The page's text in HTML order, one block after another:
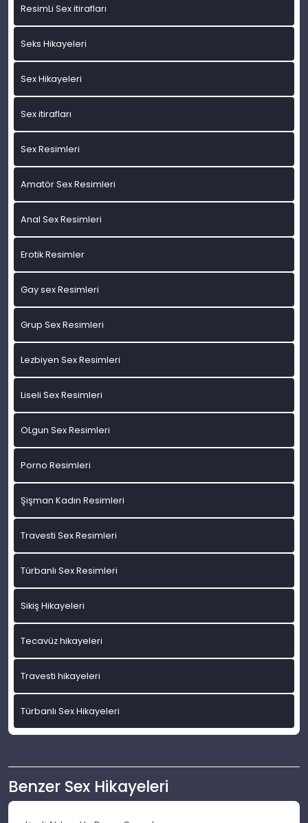
ResimLi Sex itirafları
Seks Hikayeleri
Sex Hikayeleri
Sex itirafları
Sex Resimleri
Amatör Sex Resimleri
Anal Sex Resimleri
Erotik Resimler
Gay sex Resimleri
Grup Sex Resimleri
Lezbiyen Sex Resimleri
Liseli Sex Resimleri
OLgun Sex Resimleri
Porno Resimleri
Şişman Kadın Resimleri
Travesti Sex Resimleri
Türbanlı Sex Resimleri
Sikiş Hikayeleri
Tecavüz hikayeleri
Travesti hikayeleri
Türbanlı Sex Hikayeleri
Benzer Sex Hikayeleri